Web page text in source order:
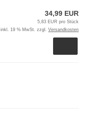
34,99 EUR
5,83 EUR pro Stück
inkl. 19 % MwSt. zzgl. Versandkosten